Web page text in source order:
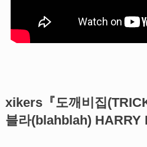
xikers『도깨비집
블라(blahblah) HARRY